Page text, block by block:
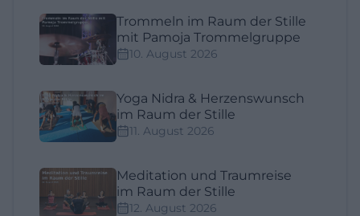
Trommeln im Raum der Stille
mit Pamoja Trommelgruppe
10. August 2026
Yoga Nidra & Herzenswunsch
im Raum der Stille
11. August 2026
Meditation und Traumreise
im Raum der Stille
12. August 2026